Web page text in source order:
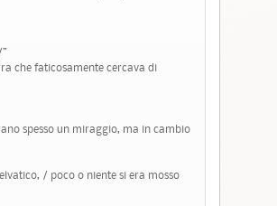
che faticosamente cercava di
spesso un miraggio, ma in cambio
/ poco o niente si era mosso